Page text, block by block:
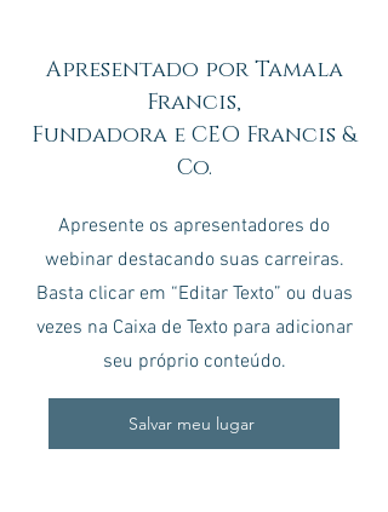
Apresentado por Tamala
Francis,
Fundadora e CEO Francis &
Co.
Apresente os apresentadores do
webinar destacando suas carreiras.
Basta clicar em “Editar Texto” ou duas
vezes na Caixa de Texto para adicionar
seu próprio conteúdo.
Salvar meu lugar